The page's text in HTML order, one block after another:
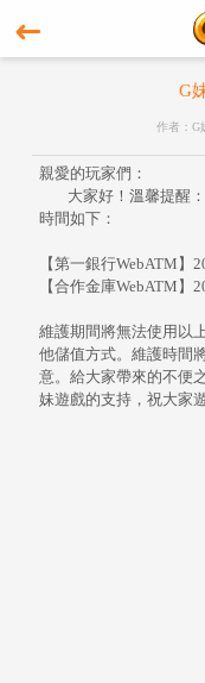
G
作者：G
親愛的玩家們：
大家好！溫馨提醒：
時間如下：
【第一銀行WebATM】
【合作金庫WebATM】
維護期間將無法使用以
他儲值方式。維護時間
意。給大家帶來的不便
妹遊戲的支持，祝大家